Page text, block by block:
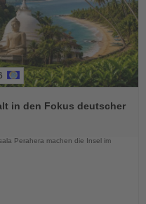
in den Fokus deutscher
Perahera machen die Insel im